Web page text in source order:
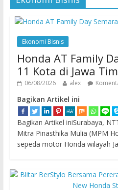
Ekonomi Bisnis
Honda AT Family
11 Kota di Jawa
06/08/2026 alex
Bagikan Artikel ini
Bagikan Artikel iniSurabaya,
Mitra Pinasthika Mulia (MPM
sepeda motor Honda wilayah